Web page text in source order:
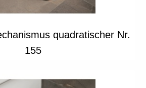
quadratischer Nr.
155